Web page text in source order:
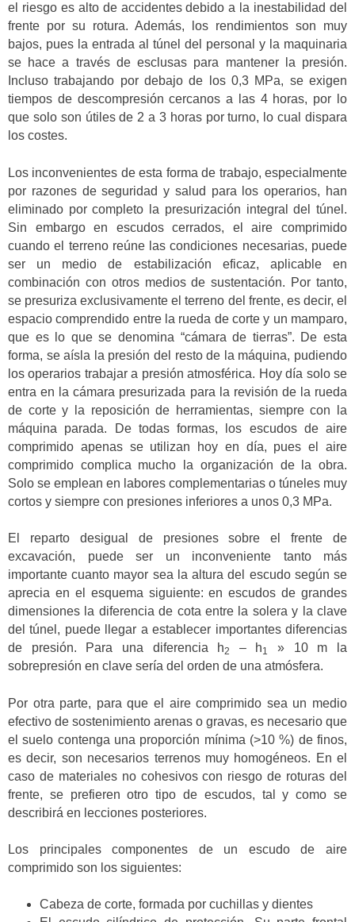
el riesgo es alto de accidentes debido a la inestabilidad del
frente por su rotura. Además, los rendimientos son muy
bajos, pues la entrada al túnel del personal y la maquinaria
se hace a través de esclusas para mantener la presión.
Incluso trabajando por debajo de los 0,3 MPa, se exigen
tiempos de descompresión cercanos a las 4 horas, por lo
que solo son útiles de 2 a 3 horas por turno, lo cual dispara
los costes.
Los inconvenientes de esta forma de trabajo, especialmente
por razones de seguridad y salud para los operarios, han
eliminado por completo la presurización integral del túnel.
Sin embargo en escudos cerrados, el aire comprimido
cuando el terreno reúne las condiciones necesarias, puede
ser un medio de estabilización eficaz, aplicable en
combinación con otros medios de sustentación. Por tanto,
se presuriza exclusivamente el terreno del frente, es decir, el
espacio comprendido entre la rueda de corte y un mamparo,
que es lo que se denomina “cámara de tierras”. De esta
forma, se aísla la presión del resto de la máquina, pudiendo
los operarios trabajar a presión atmosférica. Hoy día solo se
entra en la cámara presurizada para la revisión de la rueda
de corte y la reposición de herramientas, siempre con la
máquina parada. De todas formas, los escudos de aire
comprimido apenas se utilizan hoy en día, pues el aire
comprimido complica mucho la organización de la obra.
Solo se emplean en labores complementarias o túneles muy
cortos y siempre con presiones inferiores a unos 0,3 MPa.
El reparto desigual de presiones sobre el frente de
excavación, puede ser un inconveniente tanto más
importante cuanto mayor sea la altura del escudo según se
aprecia en el esquema siguiente: en escudos de grandes
dimensiones la diferencia de cota entre la solera y la clave
del túnel, puede llegar a establecer importantes diferencias
de presión. Para una diferencia h2 – h1
» 10 m la
sobrepresión en clave sería del orden de una atmósfera.
Por otra parte, para que el aire comprimido sea un medio
efectivo de sostenimiento arenas o gravas, es necesario que
el suelo contenga una proporción mínima (>10 %) de finos,
es decir, son necesarios terrenos muy homogéneos. En el
caso de materiales no cohesivos con riesgo de roturas del
frente, se prefieren otro tipo de escudos, tal y como se
describirá en lecciones posteriores.
Los principales componentes de un escudo de aire
comprimido son los siguientes:
Cabeza de corte, formada por cuchillas y dientes